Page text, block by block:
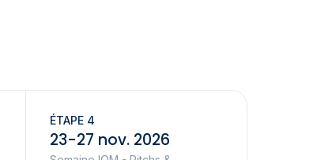
ÉTAPE 4
23-27 nov. 2026